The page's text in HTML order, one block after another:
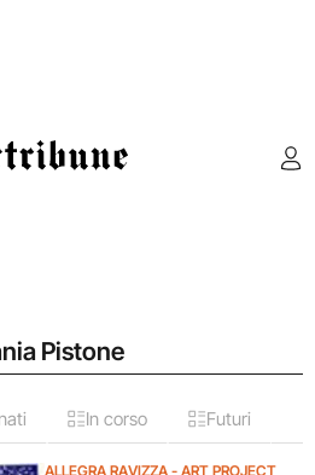
Pistone
In corso Futuri
ALLEGRA RAVIZZA - ART PROJECT